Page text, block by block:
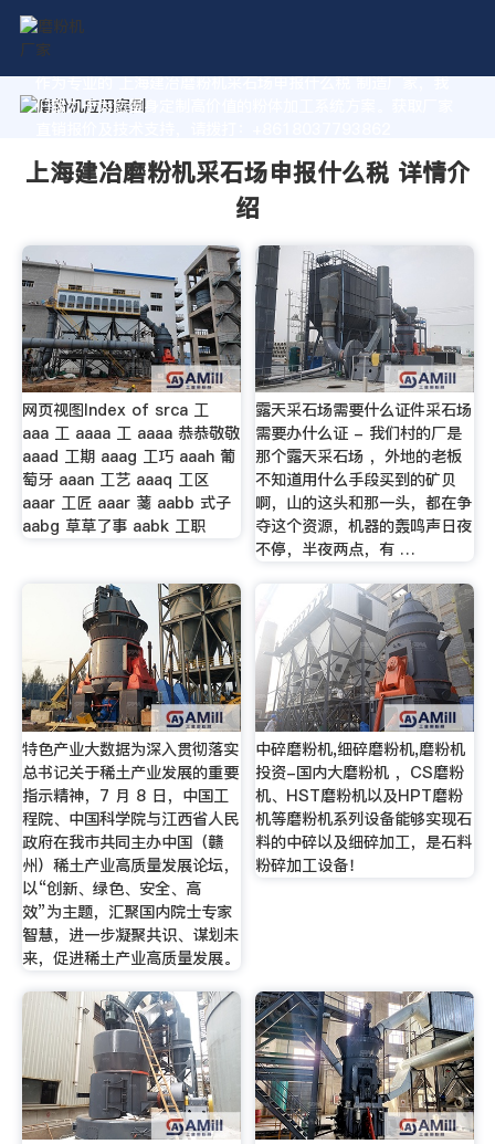
作为专业的 上海建冶磨粉机采石场申报什么税 制造厂家，我
们致力于为您量身定制高价值的粉体加工系统方案。获取厂家
上海建冶磨粉机采石场申报什么税 详情介
绍
网页视图Index of srca 工
aaa 工 aaaa 工 aaaa 恭恭敬敬
aaad 工期 aaag 工巧 aaah 葡
萄牙 aaan 工艺 aaaq 工区
aaar 工匠 aaar 菚 aabb 式子
aabg 草草了事 aabk 工职
露天采石场需要什么证件采石场
需要办什么证 - 我们村的厂是
那个露天采石场 ，外地的老板
不知道用什么手段买到的矿贝
啊，山的这头和那一头，都在争
夺这个资源，机器的轰鸣声日夜
不停，半夜两点，有 …
特色产业大数据为深入贯彻落实
总书记关于稀土产业发展的重要
指示精神，7 月 8 日，中国工
程院、中国科学院与江西省人民
政府在我市共同主办中国（赣
州）稀土产业高质量发展论坛，
以“创新、绿色、安全、高
效”为主题，汇聚国内院士专家
智慧，进一步凝聚共识、谋划未
来，促进稀土产业高质量发展。
中碎磨粉机,细碎磨粉机,磨粉机
投资-国内大磨粉机 ，CS磨粉
机、HST磨粉机以及HPT磨粉
机等磨粉机系列设备能够实现石
料的中碎以及细碎加工，是石料
粉碎加工设备！